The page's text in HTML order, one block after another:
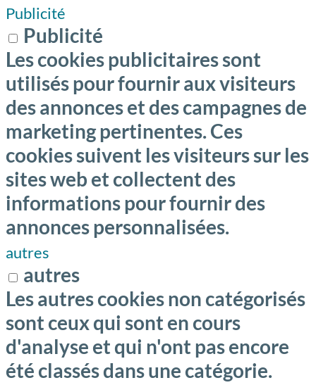
Publicité
Publicité
Les cookies publicitaires sont
utilisés pour fournir aux visiteurs
des annonces et des campagnes de
marketing pertinentes. Ces
cookies suivent les visiteurs sur les
sites web et collectent des
informations pour fournir des
annonces personnalisées.
autres
autres
Les autres cookies non catégorisés
sont ceux qui sont en cours
d'analyse et qui n'ont pas encore
été classés dans une catégorie.